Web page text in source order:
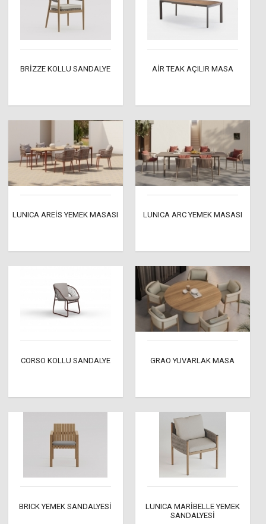
BRİZZE KOLLU SANDALYE AİR TEAK AÇILIR MASA
LUNICA AREİS YEMEK MASASI LUNICA ARC YEMEK MASASI
CORSO KOLLU SANDALYE GRAO YUVARLAK MASA
BRICK YEMEK SANDALYESİ
LUNICA MARİBELLE YEMEK
SANDALYESİ